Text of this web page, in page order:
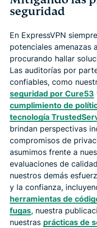
seguridad
En ExpressVPN
potenciales amenazas
procurando hallar
Las auditorías por
confiables, como
seguridad por Cure53
cumplimiento de
tecnología
brindan perspectivas
compromisos de
asumimos frente a
evaluaciones de
nuestros demás
y la confianza,
herramientas de
fugas, nuestra
nuestras prácticas de